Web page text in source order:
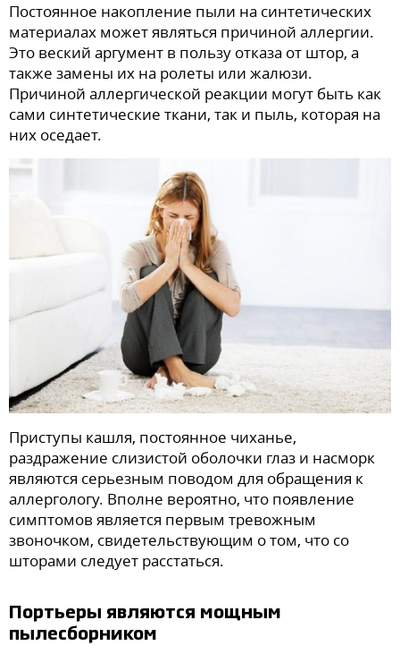
Постоянное накопление пыли на синтетических
материалах может являться причиной аллергии.
Это веский аргумент в пользу отказа от штор, а
также замены их на ролеты или жалюзи.
Причиной аллергической реакции могут быть как
сами синтетические ткани, так и пыль, которая на
них оседает.
Приступы кашля, постоянное чиханье,
раздражение слизистой оболочки глаз и насморк
являются серьезным поводом для обращения к
аллергологу. Вполне вероятно, что появление
симптомов является первым тревожным
звоночком, свидетельствующим о том, что со
шторами следует расстаться.
Портьеры являются мощным
пылесборником